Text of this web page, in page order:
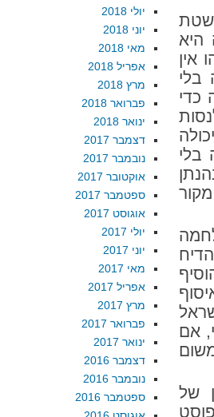
היא
אין
בלי
כדי
בלי
אם
של
יולי 2018
יוני 2018
מאי 2018
אפריל 2018
מרץ 2018
פברואר 2018
ינואר 2018
דצמבר 2017
נובמבר 2017
אוקטובר 2017
ספטמבר 2017
אוגוסט 2017
יולי 2017
יוני 2017
מאי 2017
אפריל 2017
מרץ 2017
פברואר 2017
ינואר 2017
דצמבר 2016
נובמבר 2016
ספטמבר 2016